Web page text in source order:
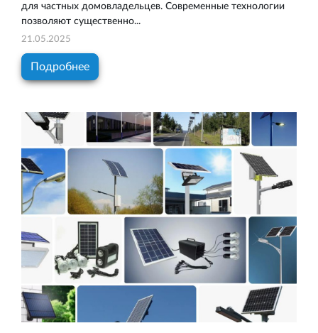
для частных домовладельцев. Современные технологии
позволяют существенно...
21.05.2025
Подробнее